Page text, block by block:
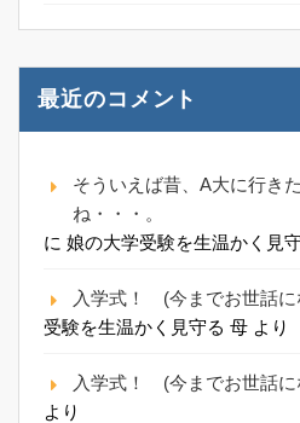
最近のコメント
そういえば昔、A大に行き
ね・・・。
に 娘の大学受験を生温かく見
入学式！ (今までお世話に
受験を生温かく見守る 母 より
入学式！ (今までお世話に
より